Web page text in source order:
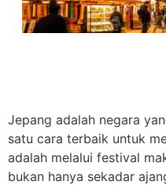
Jepang adalah negara
satu cara terbaik untuk
adalah melalui festival
bukan hanya sekadar